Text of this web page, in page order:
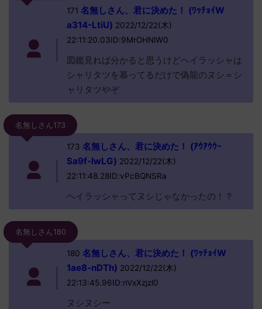
171 名無しさん、君に決めた！ (ﾜｯﾁｮｲW
a314-LtiU) 2022/12/22(木)
22:11:20.03ID:9MrOHNlW0
図鑑見れば分かると思うけどヘイラッシャは
シャリタツを慕ってるだけで偽龍のヌシ＝シ
ャリタツやぞ
名無しさん173
173 名無しさん、君に決めた！ (ｱｳｱｳｳｰ
Sa9f-lwLG) 2022/12/22(木)
22:11:48.28ID:vPcBQNSRa
ヘイラッシャってヌシじゃなかったの！？
名無しさん180
180 名無しさん、君に決めた！ (ﾜｯﾁｮｲW
1ae8-nDTh) 2022/12/22(木)
22:13:45.96ID:nVxXzjzl0
ヌシヌシー